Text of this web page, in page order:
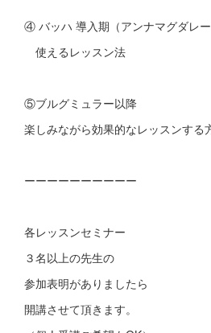
④ バッハ 導入期（アンナマグダレ
使えるレッスン法
⑤ブルグミュラー以降
楽しみながら効果的なレッスンする
ーーーーーーーーーー
各レッスンセミナー
３名以上の先生の
参加表明がありましたら
開講させて頂きます。